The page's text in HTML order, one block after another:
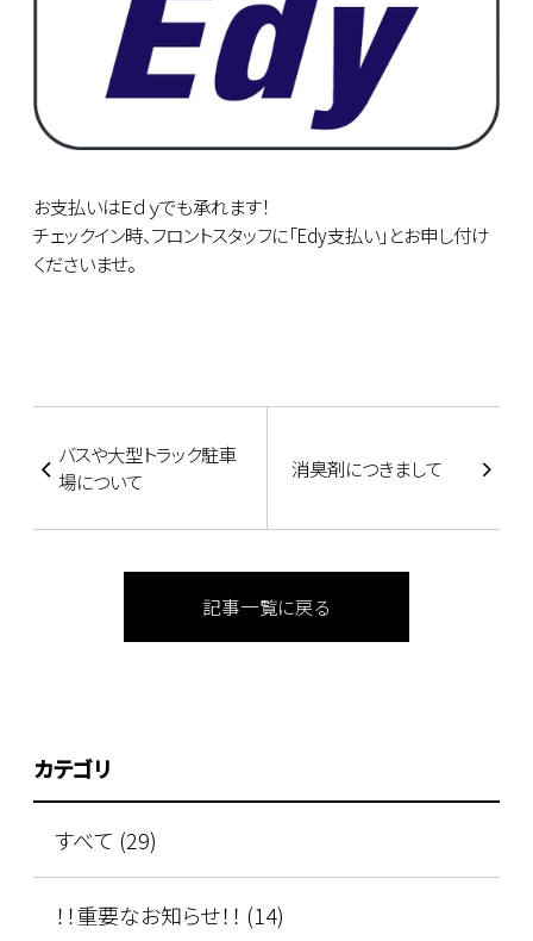
お支払いはＥｄｙでも承れます！
チェックイン時、フロントスタッフに「Edy支払い」とお申し付け
くださいませ。
バスや大型トラック駐車
場について
消臭剤につきまして
記事一覧に戻る
カテゴリ
すべて (29)
！！重要なお知らせ！！ (14)